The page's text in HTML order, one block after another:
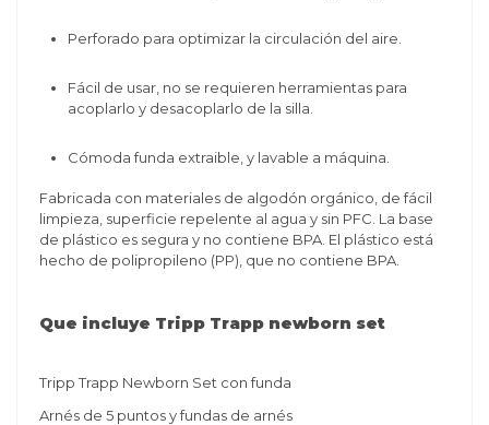
Perforado para optimizar la circulación del aire.
Fácil de usar, no se requieren herramientas para
acoplarlo y desacoplarlo de la silla.
Cómoda funda extraible, y lavable a máquina.
Fabricada con materiales de algodón orgánico, de fácil
limpieza, superficie repelente al agua y sin PFC. La base
de plástico es segura y no contiene BPA. El plástico está
hecho de polipropileno (PP), que no contiene BPA.
Que incluye Tripp Trapp newborn set
Tripp Trapp Newborn Set con funda
Arnés de 5 puntos y fundas de arnés